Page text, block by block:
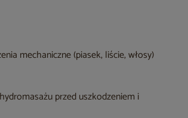
mechaniczne (piasek, liście, włosy)
przed uszkodzeniem i